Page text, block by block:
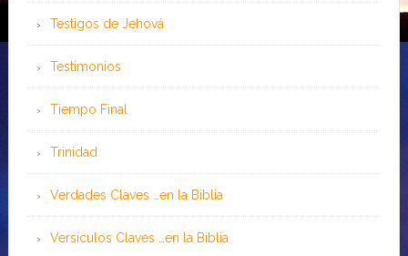
Testigos de Jehová
Testimonios
Tiempo Final
Trinidad
Verdades Claves …en la Biblia
Versículos Claves …en la Biblia